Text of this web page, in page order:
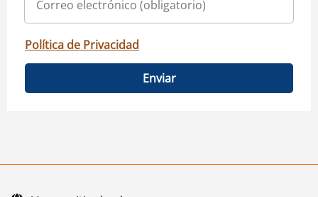
Política de Privacidad
Enviar